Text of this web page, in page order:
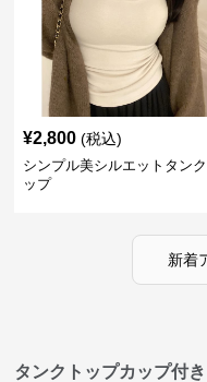
¥2,800 (税込)
シンプル美シルエットタンク
ップ
新着
タンクトップカップ付